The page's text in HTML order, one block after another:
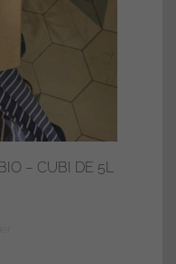
– CUBI DE 5L